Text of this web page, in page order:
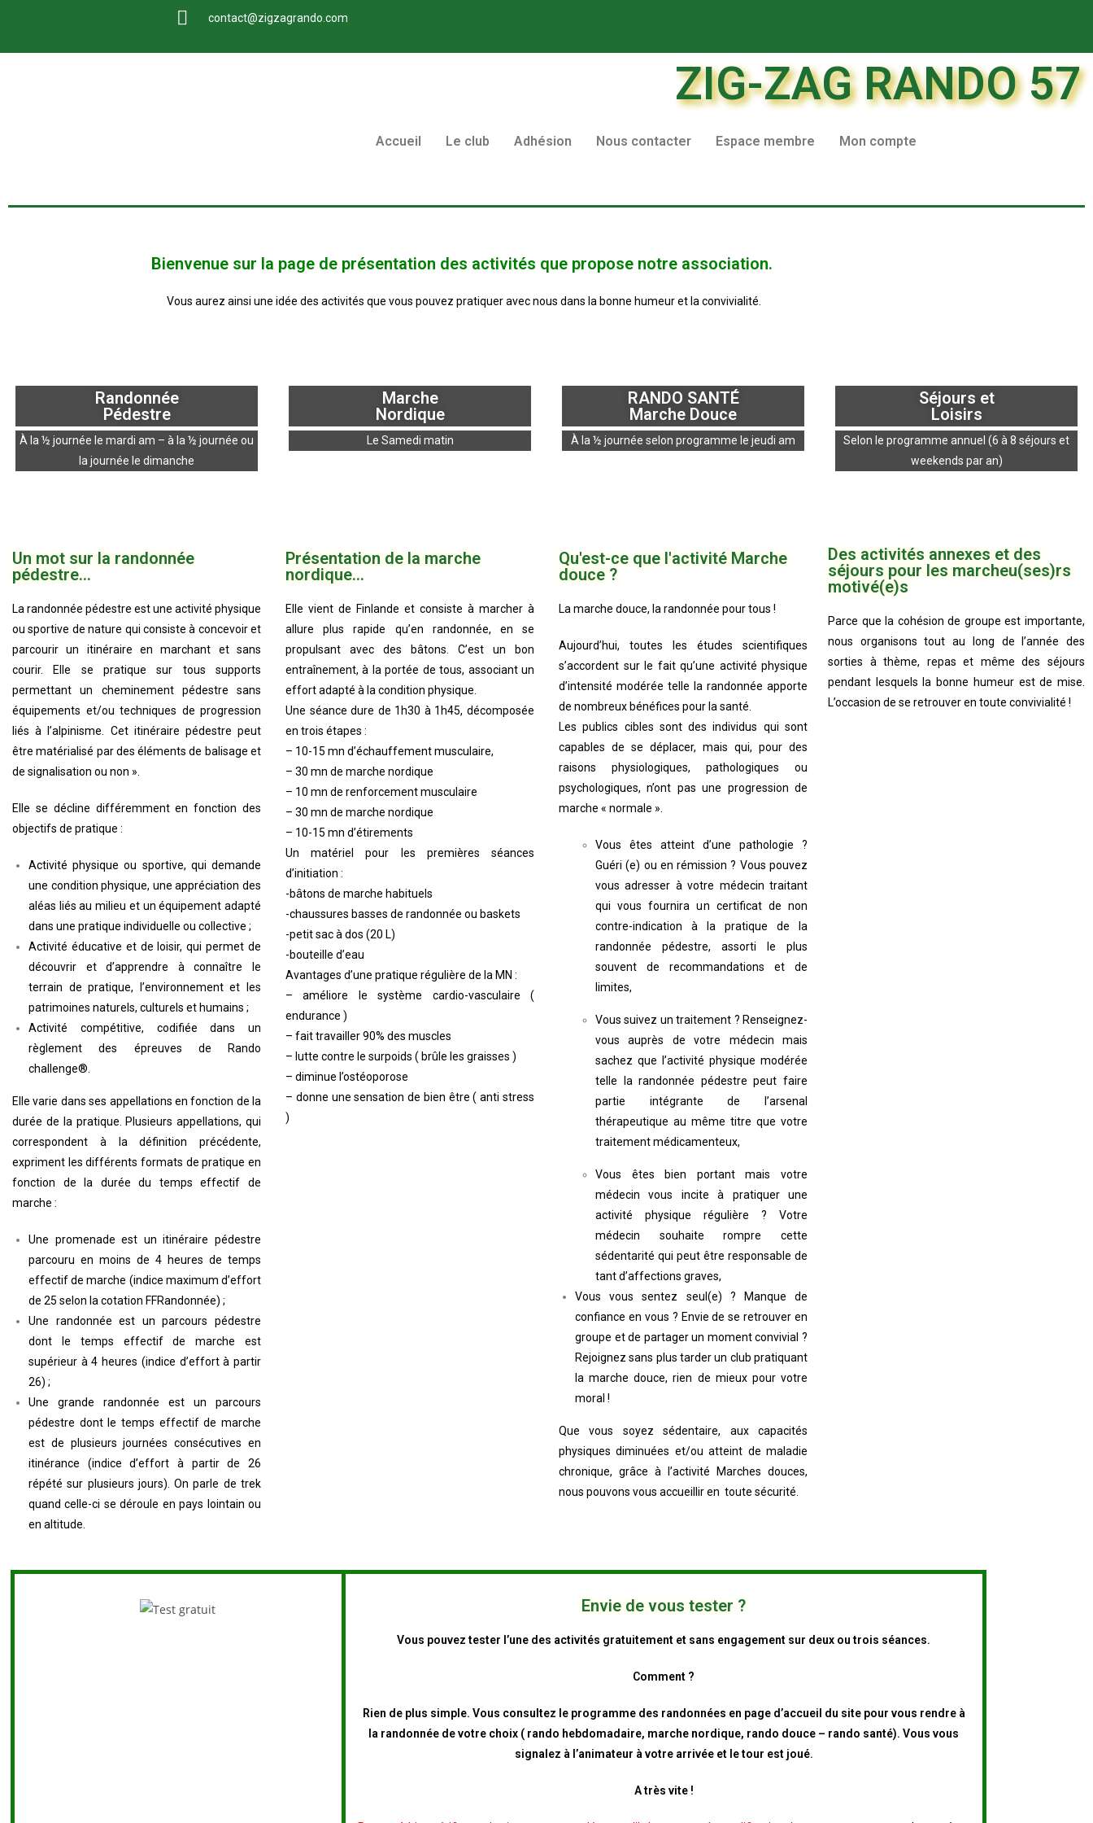
contact@zigzagrando.com
ZIG-ZAG RANDO 57
Accueil Le club Adhésion Nous contacter Espace membre Mon compte
Bienvenue sur la page de présentation des activités que propose notre association.
Vous aurez ainsi une idée des activités que vous pouvez pratiquer avec nous dans la bonne humeur et la convivialité.
Randonnée
Pédestre
À la ½ journée le mardi am – à la ½ journée ou
la journée le dimanche
Marche
Nordique
Le Samedi matin
RANDO SANTÉ
Marche Douce
À la ½ journée selon programme le jeudi am
Séjours et
Loisirs
Selon le programme annuel (6 à 8 séjours et
weekends par an)
Un mot sur la randonnée
pédestre...
La randonnée pédestre est une activité physique
ou sportive de nature qui consiste à concevoir et
parcourir un itinéraire en marchant et sans
courir. Elle se pratique sur tous supports
permettant un cheminement pédestre sans
équipements et/ou techniques de progression
liés à l’alpinisme. Cet itinéraire pédestre peut
être matérialisé par des éléments de balisage et
de signalisation ou non ».
Elle se décline différemment en fonction des
objectifs de pratique :
Activité physique ou sportive, qui demande
une condition physique, une appréciation des
aléas liés au milieu et un équipement adapté
dans une pratique individuelle ou collective ;
Activité éducative et de loisir, qui permet de
découvrir et d’apprendre à connaître le
terrain de pratique, l’environnement et les
patrimoines naturels, culturels et humains ;
Activité compétitive, codifiée dans un
règlement des épreuves de Rando
challenge®.
Elle varie dans ses appellations en fonction de la
durée de la pratique. Plusieurs appellations, qui
correspondent à la définition précédente,
expriment les différents formats de pratique en
fonction de la durée du temps effectif de
marche :
Une promenade est un itinéraire pédestre
parcouru en moins de 4 heures de temps
effectif de marche (indice maximum d’effort
de 25 selon la cotation FFRandonnée) ;
Une randonnée est un parcours pédestre
dont le temps effectif de marche est
supérieur à 4 heures (indice d’effort à partir
26) ;
Une grande randonnée est un parcours
pédestre dont le temps effectif de marche
est de plusieurs journées consécutives en
itinérance (indice d’effort à partir de 26
répété sur plusieurs jours). On parle de trek
quand celle-ci se déroule en pays lointain ou
en altitude.
Présentation de la marche
nordique...
Elle vient de Finlande et consiste à marcher à
allure plus rapide qu’en randonnée, en se
propulsant avec des bâtons. C’est un bon
entraînement, à la portée de tous, associant un
effort adapté à la condition physique.
Une séance dure de 1h30 à 1h45, décomposée
en trois étapes :
– 10-15 mn d’échauffement musculaire,
– 30 mn de marche nordique
– 10 mn de renforcement musculaire
– 30 mn de marche nordique
– 10-15 mn d’étirements
Un matériel pour les premières séances
d’initiation :
-bâtons de marche habituels
-chaussures basses de randonnée ou baskets
-petit sac à dos (20 L)
-bouteille d’eau
Avantages d’une pratique régulière de la MN :
– améliore le système cardio-vasculaire (
endurance )
– fait travailler 90% des muscles
– lutte contre le surpoids ( brûle les graisses )
– diminue l’ostéoporose
– donne une sensation de bien être ( anti stress
)
Qu'est-ce que l'activité Marche
douce ?
La marche douce, la randonnée pour tous !
Aujourd’hui, toutes les études scientifiques
s’accordent sur le fait qu’une activité physique
d’intensité modérée telle la randonnée apporte
de nombreux bénéfices pour la santé.
Les publics cibles sont des individus qui sont
capables de se déplacer, mais qui, pour des
raisons physiologiques, pathologiques ou
psychologiques, n’ont pas une progression de
marche « normale ».
Vous êtes atteint d’une pathologie ?
Guéri (e) ou en rémission ? Vous pouvez
vous adresser à votre médecin traitant
qui vous fournira un certificat de non
contre-indication à la pratique de la
randonnée pédestre, assorti le plus
souvent de recommandations et de
limites,
Vous suivez un traitement ? Renseignez-
vous auprès de votre médecin mais
sachez que l’activité physique modérée
telle la randonnée pédestre peut faire
partie intégrante de l’arsenal
thérapeutique au même titre que votre
traitement médicamenteux,
Vous êtes bien portant mais votre
médecin vous incite à pratiquer une
activité physique régulière ? Votre
médecin souhaite rompre cette
sédentarité qui peut être responsable de
tant d’affections graves,
Vous vous sentez seul(e) ? Manque de
confiance en vous ? Envie de se retrouver en
groupe et de partager un moment convivial ?
Rejoignez sans plus tarder un club pratiquant
la marche douce, rien de mieux pour votre
moral !
Que vous soyez sédentaire, aux capacités
physiques diminuées et/ou atteint de maladie
chronique, grâce à l’activité Marches douces,
nous pouvons vous accueillir en toute sécurité.
Des activités annexes et des
séjours pour les marcheu(ses)rs
motivé(e)s
Parce que la cohésion de groupe est importante,
nous organisons tout au long de l’année des
sorties à thème, repas et même des séjours
pendant lesquels la bonne humeur est de mise.
L’occasion de se retrouver en toute convivialité !
Envie de vous tester ?
Vous pouvez tester l’une des activités gratuitement et sans engagement sur deux ou trois séances.
Comment ?
Rien de plus simple. Vous consultez le programme des randonnées en page d’accueil du site pour vous rendre à
la randonnée de votre choix ( rando hebdomadaire, marche nordique, rando douce – rando santé). Vous vous
signalez à l’animateur à votre arrivée et le tour est joué.
A très vite !